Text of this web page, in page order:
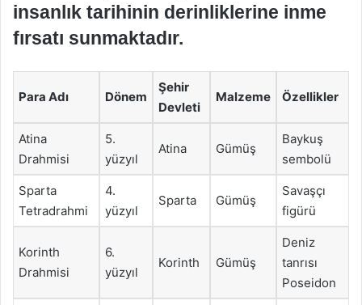
insanlık tarihinin derinliklerine inme
fırsatı sunmaktadır.
Para Adı Dönem
Şehir
Devleti
Malzeme Özellikler
Atina
Drahmisi
5.
yüzyıl
Atina Gümüş
Baykuş
sembolü
Sparta
Tetradrahmi
4.
yüzyıl
Sparta Gümüş
Savaşçı
figürü
Korinth
Drahmisi
6.
yüzyıl
Korinth Gümüş
Deniz
tanrısı
Poseidon